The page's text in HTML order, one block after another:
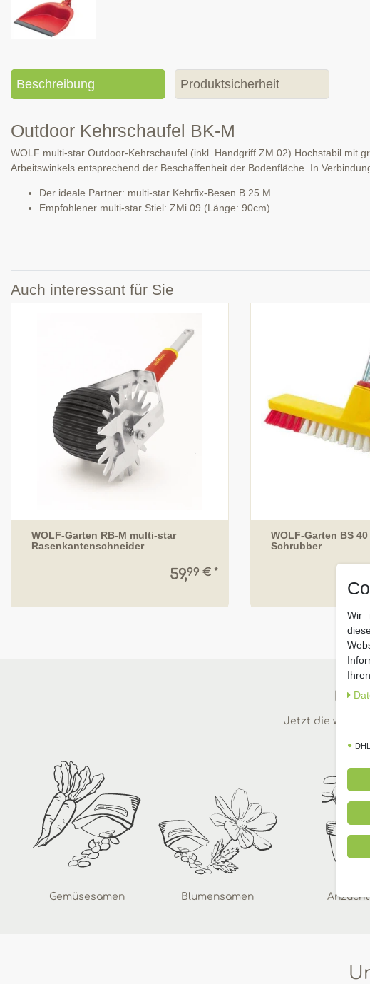
Beschreibung Produktsicherheit
Outdoor Kehrschaufel BK-M
WOLF multi-star Outdoor-Kehrschaufel (inkl. Handgriff ZM 02) Hochstabil mit
Arbeitswinkels entsprechend der Beschaffenheit der Bodenfläche. In
Der ideale Partner: multi-star Kehrfix-Besen B 25 M
Empfohlener multi-star Stiel: ZMi 09 (Länge: 90cm)
Auch interessant für Sie
WOLF-Garten RB-M multi-star
Rasenkantenschneider
59,99 € *
WOLF-Garten BS
Schrubber
Jetzt die
Gemüsesamen Blumensamen Anzucht
Wir